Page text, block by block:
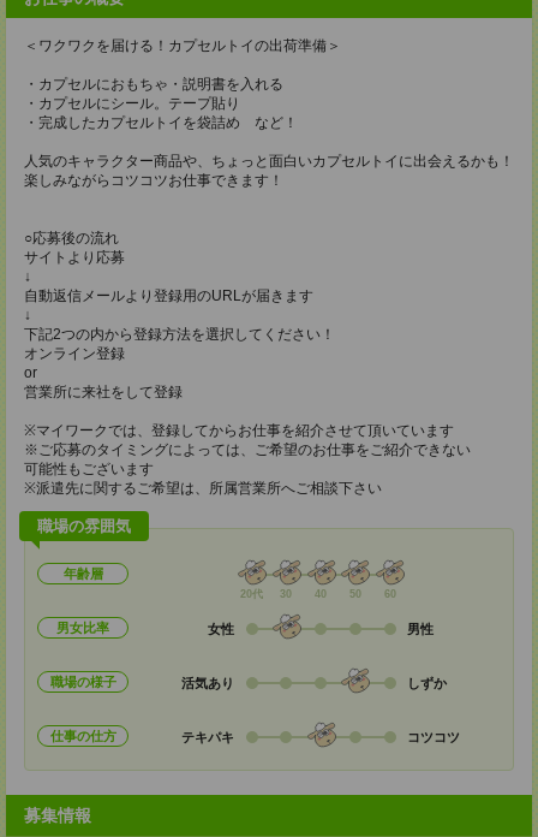
＜ワクワクを届ける！カプセルトイの出荷準備＞
・カプセルにおもちゃ・説明書を入れる
・カプセルにシール。テープ貼り
・完成したカプセルトイを袋詰め など！
人気のキャラクター商品や、ちょっと面白いカプセルトイに出会えるかも！
楽しみながらコツコツお仕事できます！
○応募後の流れ
サイトより応募
↓
自動返信メールより登録用のURLが届きます
↓
下記2つの内から登録方法を選択してください！
オンライン登録
or
営業所に来社をして登録
※マイワークでは、登録してからお仕事を紹介させて頂いています
※ご応募のタイミングによっては、ご希望のお仕事をご紹介できない
可能性もございます
※派遣先に関するご希望は、所属営業所へご相談下さい
職場の雰囲気
年齢層
20代 30 40 50 60
男女比率 女性 男性
職場の様子 活気あり しずか
仕事の仕方 テキパキ コツコツ
募集情報